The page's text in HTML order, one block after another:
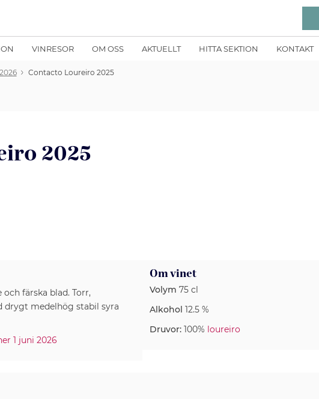
VINRESOR OM OSS AKTUELLT HITTA SEKTION KONTAKT
Contacto Loureiro 2025
2025
färska blad. Torr,
drygt medelhög stabil syra
1 juni 2026
Om vinet
Volym 75 cl
Alkohol 12.5 %
Druvor: 100% loureiro